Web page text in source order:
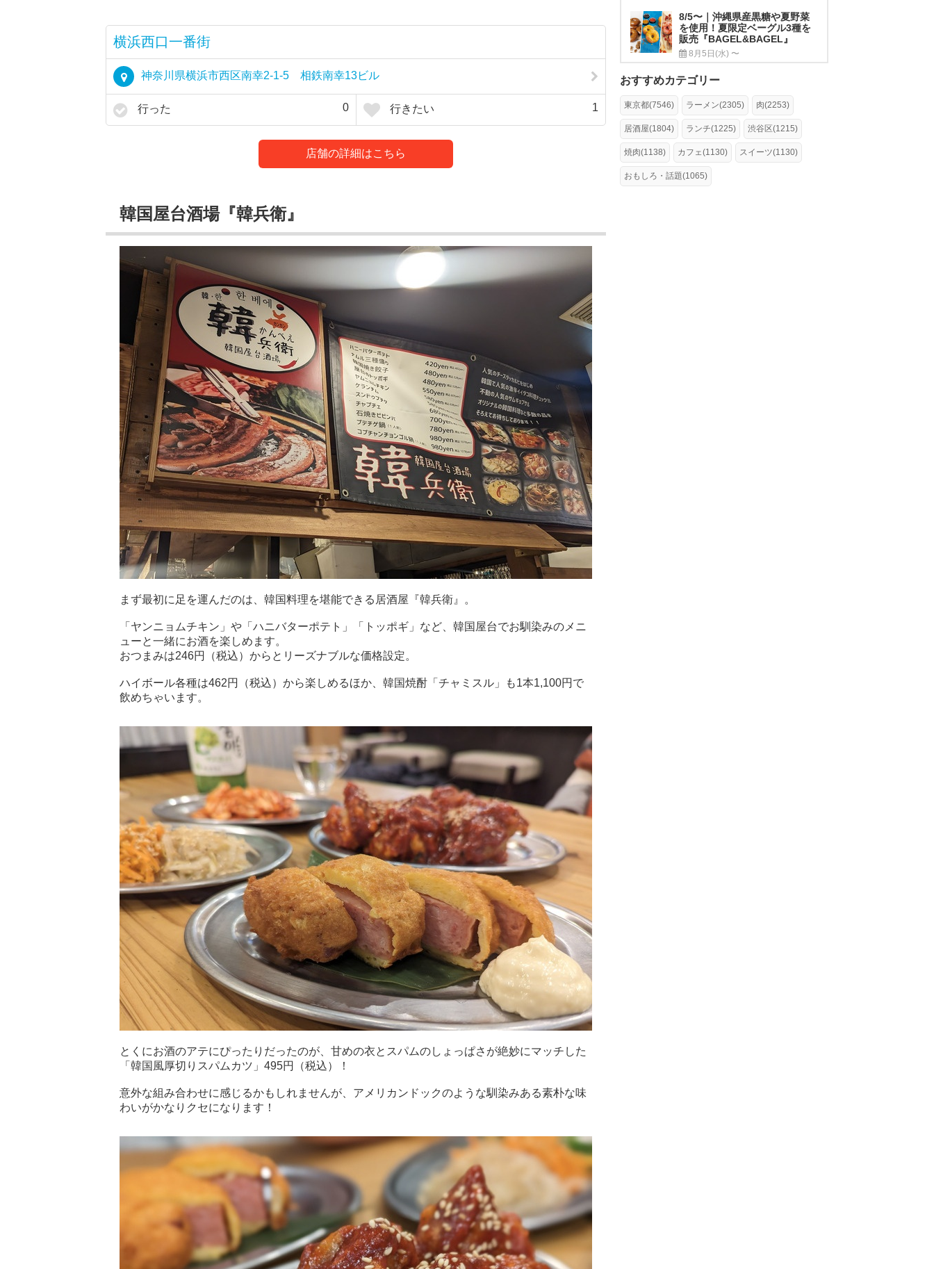
横浜西口一番街
神奈川県横浜市西区南幸2-1-5 相鉄南幸13ビル
行った 0 行きたい 1
店舗の詳細はこちら
韓国屋台酒場『韓兵衛』
まず最初に足を運んだのは、韓国料理を堪能できる居酒屋『韓兵衛』。
「ヤンニョムチキン」や「ハニバターポテト」「トッポギ」など、韓国屋台でお馴染みのメニ
ューと一緒にお酒を楽しめます。
おつまみは246円（税込）からとリーズナブルな価格設定。
ハイボール各種は462円（税込）から楽しめるほか、韓国焼酎「チャミスル」も1本1,100円で
飲めちゃいます。
とくにお酒のアテにぴったりだったのが、甘めの衣とスパムのしょっぱさが絶妙にマッチした
「韓国風厚切りスパムカツ」495円（税込）！
意外な組み合わせに感じるかもしれませんが、アメリカンドックのような馴染みある素朴な味
わいがかなりクセになります！
8/5〜｜沖縄県産黒糖や夏野菜
を使用！夏限定ベーグル3種を
販売『BAGEL&BAGEL』
8月5日(水) 〜
おすすめカテゴリー
東京都(7546) ラーメン(2305) 肉(2253)
居酒屋(1804) ランチ(1225) 渋谷区(1215)
焼肉(1138) カフェ(1130) スイーツ(1130)
おもしろ・話題(1065)